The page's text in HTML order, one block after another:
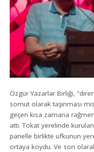
Özgür Yazarlar Birliği,
somut olarak taşınması
geçen kısa zamana
attı. Tokat yerelinde
panelle birlikte ufkunun
ortaya koydu. Ve son